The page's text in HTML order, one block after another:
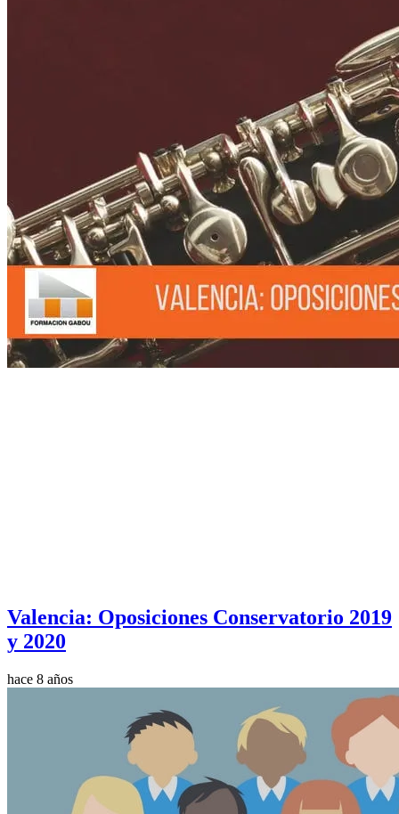
Valencia: Oposiciones Conservatorio 2019
y 2020
hace 8 años